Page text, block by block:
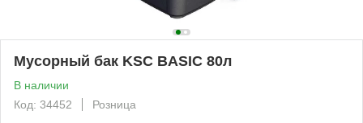
Мусорный бак KSC BASIC 80л
В наличии
Код: 34452
Розница